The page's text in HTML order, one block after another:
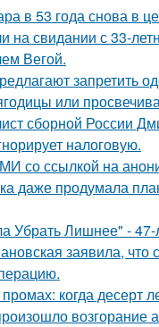
в 53 года снова в
на свидании с 33-
Вегой.
запретить
или
сборной России
налоговую.
со ссылкой на
даже продумала
Убрать Лишнее" - 47-
заявила, что
когда десерт
возгорание